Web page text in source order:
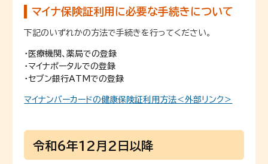
マイナ保険証利用に必要な手続きについて
下記のいずれかの方法で手続きを行ってください。
・医療機関、薬局での登録
・マイナポータルでの登録
・セブン銀行ATMでの登録
マイナンバーカードの健康保険証利用方法＜外部リンク＞
令和6年12月2日以降